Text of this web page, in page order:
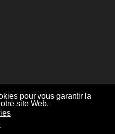
pour vous garantir la
site Web.
2021
acceptez l'utilisation de
notre politique de